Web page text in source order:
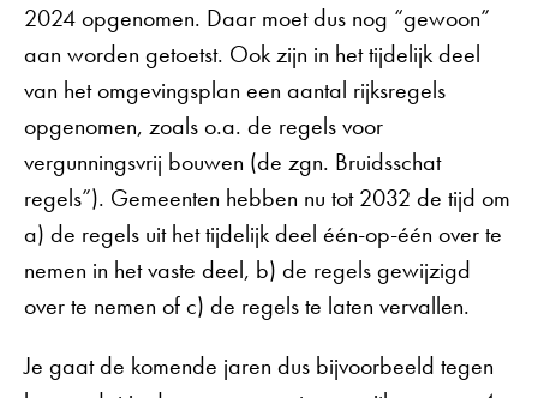
2024 opgenomen. Daar moet dus nog “gewoon”
aan worden getoetst. Ook zijn in het tijdelijk deel
van het omgevingsplan een aantal rijksregels
opgenomen, zoals o.a. de regels voor
vergunningsvrij bouwen (de zgn. Bruidsschat
regels”). Gemeenten hebben nu tot 2032 de tijd om
a) de regels uit het tijdelijk deel één-op-één over te
nemen in het vaste deel, b) de regels gewijzigd
over te nemen of c) de regels te laten vervallen.
Je gaat de komende jaren dus bijvoorbeeld tegen